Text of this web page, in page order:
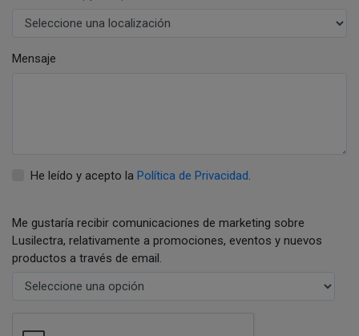
Mensaje
He leído y acepto la Política de Privacidad
Me gustaría recibir comunicaciones de marketing sobre
Lusilectra, relativamente a promociones, eventos y nuevos
productos a través de email.